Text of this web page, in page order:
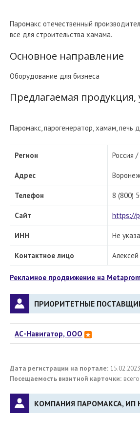
Паромакс отечественный
всё для строительства хамама.
Основное направление
Оборудование для бизнеса
Предлагаемая продукция,
Паромакс, парогенератор, хамам, печь
Регион Россия /
Адрес
Телефон 8 (800)
Сайт https://
ИНН Не
Контактное лицо Алексей
Рекламное продвижение на
ПРИОРИТЕТНЫЕ
АС-Навигатор, ООО
Дата регистрации на портале: 15.02.2023
Посещаемость визитной карточки:
КОМПАНИЯ ПАРОМАКСА, ИП